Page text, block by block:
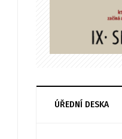
ÚŘEDNÍ DESKA